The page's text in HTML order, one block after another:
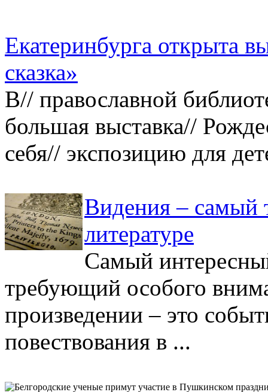
Екатеринбурга открыта
сказка»
В// православной
большая выставка//
себя// экспозицию для
Видения – самый
литературе
Самый
требующий особого
произведении – это
повествования в ...